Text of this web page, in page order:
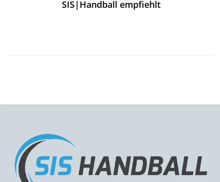
SIS|Handball empfiehlt